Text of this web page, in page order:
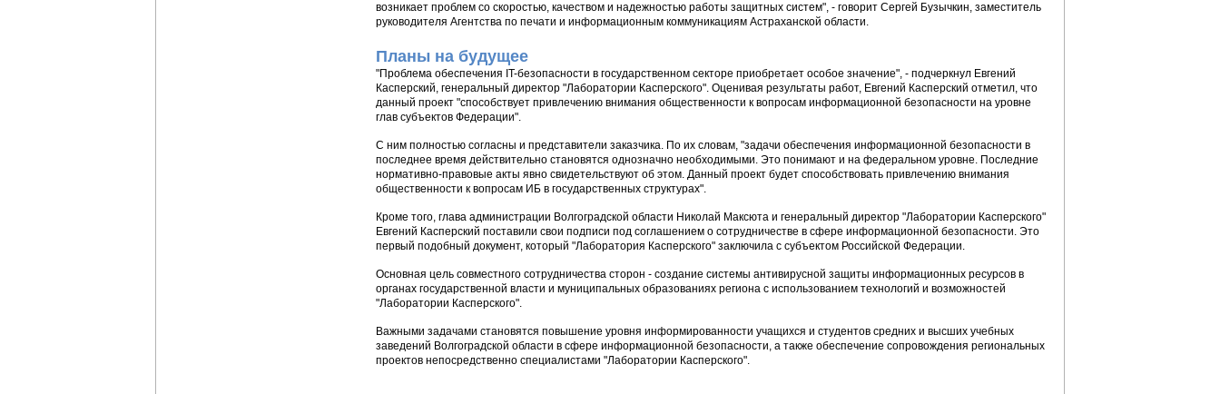
возникает проблем со скоростью, качеством и надежностью работы защитных систем", - говорит Сергей Бузычкин, заместитель
руководителя Агентства по печати и информационным коммуникациям Астраханской области.
Планы на будущее
"Проблема обеспечения IT-безопасности в государственном секторе приобретает особое значение", - подчеркнул Евгений
Касперский, генеральный директор "Лаборатории Касперского". Оценивая результаты работ, Евгений Касперский отметил, что
данный проект "способствует привлечению внимания общественности к вопросам информационной безопасности на уровне
глав субъектов Федерации".
С ним полностью согласны и представители заказчика. По их словам, "задачи обеспечения информационной безопасности в
последнее время действительно становятся однозначно необходимыми. Это понимают и на федеральном уровне. Последние
нормативно-правовые акты явно свидетельствуют об этом. Данный проект будет способствовать привлечению внимания
общественности к вопросам ИБ в государственных структурах".
Кроме того, глава администрации Волгоградской области Николай Максюта и генеральный директор "Лаборатории Касперского"
Евгений Касперский поставили свои подписи под соглашением о сотрудничестве в сфере информационной безопасности. Это
первый подобный документ, который "Лаборатория Касперского" заключила с субъектом Российской Федерации.
Основная цель совместного сотрудничества сторон - создание системы антивирусной защиты информационных ресурсов в
органах государственной власти и муниципальных образованиях региона с использованием технологий и возможностей
"Лаборатории Касперского".
Важными задачами становятся повышение уровня информированности учащихся и студентов средних и высших учебных
заведений Волгоградской области в сфере информационной безопасности, а также обеспечение сопровождения региональных
проектов непосредственно специалистами "Лаборатории Касперского".